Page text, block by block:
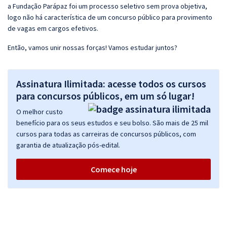
a Fundação Parápaz foi um processo seletivo sem prova objetiva,
logo não há característica de um concurso público para provimento
de vagas em cargos efetivos.
Então, vamos unir nossas forças! Vamos estudar juntos?
Assinatura Ilimitada: acesse todos os cursos
para concursos públicos, em um só lugar!
O melhor custo
benefício para os seus estudos e seu bolso. São mais de 25 mil
cursos para todas as carreiras de concursos públicos, com
garantia de atualização pós-edital.
Comece hoje